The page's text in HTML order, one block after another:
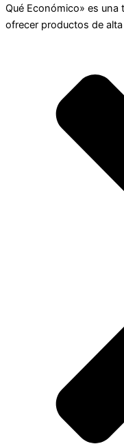
Qué Económico» es
ofrecer productos de